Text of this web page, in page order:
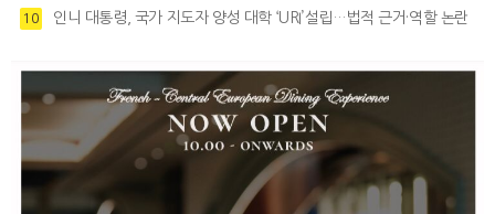
10 인니 대통령, 국가 지도자 양성 대학 ‘URI’설립…법적 근거·역할 논란